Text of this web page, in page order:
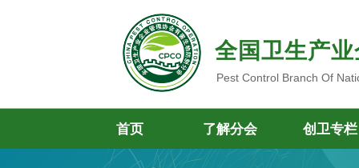
全国卫生产
Pest Control Branch Of
首页 了解分会 创卫专栏